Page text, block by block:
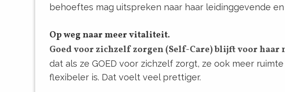
behoeftes mag uitspreken naar haar leidinggevende
Op weg naar meer vitaliteit.
Goed voor zichzelf zorgen (Self-Care) blijft voor haar
dat als ze GOED voor zichzelf zorgt, ze ook meer
flexibeler is. Dat voelt veel prettiger.